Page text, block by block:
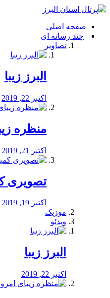
فصد
شرق
تهران
خشکشویی
صفحه اصلی
چند رسانه ای
تصاویر
البرز زیبا
اکتبر 22, 2019
منظره‌‌
اکتبر 21, 2019
️تصویری
اکتبر 19, 2019
موزیک
ویدئو
البرز زیبا
اکتبر 22, 2019